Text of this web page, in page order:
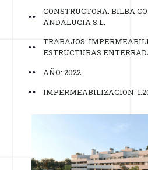
CONSTRUCTORA: BILBA
ANDALUCIA S.L.
TRABAJOS:
ESTRUCTURAS
AÑO: 2022.
IMPERMEABILIZACION: